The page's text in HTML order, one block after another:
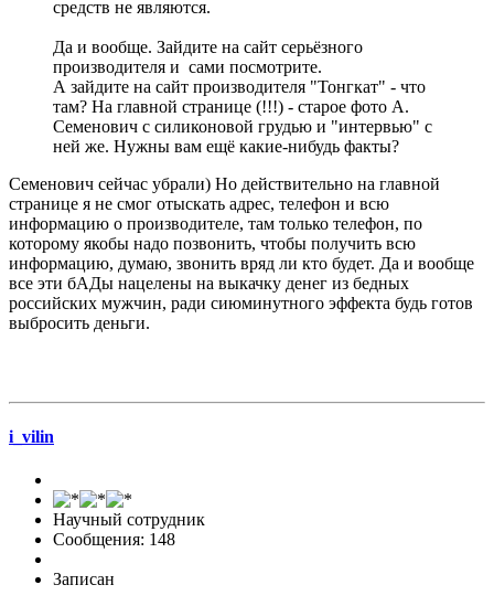
средств не являются.
Да и вообще. Зайдите на сайт серьёзного
производителя и сами посмотрите.
А зайдите на сайт производителя "Тонгкат" - что
там? На главной странице (!!!) - старое фото А.
Семенович с силиконовой грудью и "интервью" с
ней же. Нужны вам ещё какие-нибудь факты?
Семенович сейчас убрали) Но действительно на главной
странице я не смог отыскать адрес, телефон и всю
информацию о производителе, там только телефон, по
которому якобы надо позвонить, чтобы получить всю
информацию, думаю, звонить вряд ли кто будет. Да и вообще
все эти бАДы нацелены на выкачку денег из бедных
российских мужчин, ради сиюминутного эффекта будь готов
выбросить деньги.
i_vilin
Научный сотрудник
Сообщения: 148
Записан